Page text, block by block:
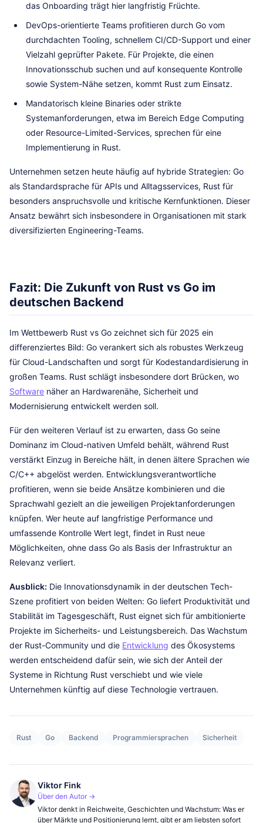
das Onboarding trägt hier langfristig Früchte.
DevOps-orientierte Teams profitieren durch Go vom
durchdachten Tooling, schnellem CI/CD-Support und einer
Vielzahl geprüfter Pakete. Für Projekte, die einen
Innovationsschub suchen und auf konsequente Kontrolle
sowie System-Nähe setzen, kommt Rust zum Einsatz.
Mandatorisch kleine Binaries oder strikte
Systemanforderungen, etwa im Bereich Edge Computing
oder Resource-Limited-Services, sprechen für eine
Implementierung in Rust.
Unternehmen setzen heute häufig auf hybride Strategien: Go
als Standardsprache für APIs und Alltagsservices, Rust für
besonders anspruchsvolle und kritische Kernfunktionen. Dieser
Ansatz bewährt sich insbesondere in Organisationen mit stark
diversifizierten Engineering-Teams.
Fazit: Die Zukunft von Rust vs Go im
deutschen Backend
Im Wettbewerb Rust vs Go zeichnet sich für 2025 ein
differenziertes Bild: Go verankert sich als robustes Werkzeug
für Cloud-Landschaften und sorgt für Kodestandardisierung in
großen Teams. Rust schlägt insbesondere dort Brücken, wo
Software näher an Hardwarenähe, Sicherheit und
Modernisierung entwickelt werden soll.
Für den weiteren Verlauf ist zu erwarten, dass Go seine
Dominanz im Cloud-nativen Umfeld behält, während Rust
verstärkt Einzug in Bereiche hält, in denen ältere Sprachen wie
C/C++ abgelöst werden. Entwicklungsverantwortliche
profitieren, wenn sie beide Ansätze kombinieren und die
Sprachwahl gezielt an die jeweiligen Projektanforderungen
knüpfen. Wer heute auf langfristige Performance und
umfassende Kontrolle Wert legt, findet in Rust neue
Möglichkeiten, ohne dass Go als Basis der Infrastruktur an
Relevanz verliert.
Ausblick: Die Innovationsdynamik in der deutschen Tech-
Szene profitiert von beiden Welten: Go liefert Produktivität und
Stabilität im Tagesgeschäft, Rust eignet sich für ambitionierte
Projekte im Sicherheits- und Leistungsbereich. Das Wachstum
der Rust-Community und die Entwicklung des Ökosystems
werden entscheidend dafür sein, wie sich der Anteil der
Systeme in Richtung Rust verschiebt und wie viele
Unternehmen künftig auf diese Technologie vertrauen.
Rust Go Backend Programmiersprachen Sicherheit
Viktor Fink
Über den Autor →
Viktor denkt in Reichweite, Geschichten und Wachstum: Was er
über Märkte und Positionierung lernt, gibt er am liebsten sofort